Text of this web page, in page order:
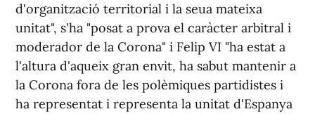
d'organització territorial i la seua mateixa
unitat", s'ha "posat a prova el caràcter arbitral i
moderador de la Corona" i Felip VI "ha estat a
l'altura d'aqueix gran envit, ha sabut mantenir a
la Corona fora de les polèmiques partidistes i
ha representat i representa la unitat d'Espanya